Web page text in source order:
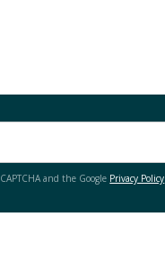
and the Google Privacy Policy